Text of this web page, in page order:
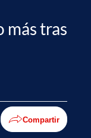
más tras
Compartir